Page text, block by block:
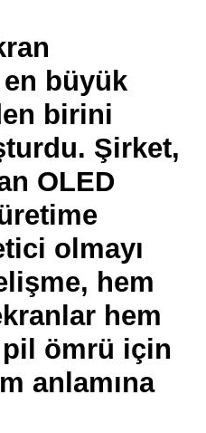
büyük
birini
Şirket,
OLED
olmayı
hem
hem
ömrü için
anlamına